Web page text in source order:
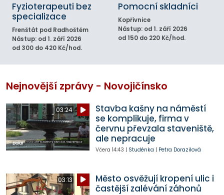
Fyzioterapeuti bez
specializace
Frenštát pod Radhoštěm
Nástup: od 1. září 2026
od 300 do 420 Kč/hod.
Pomocní skladníci
Kopřivnice
Nástup: od 1. září 2026
od 150 do 220 Kč/hod.
Nejnovější zprávy - Novojičínsko
03:24
Stavba kašny na náměstí
se komplikuje, firma v
červnu převzala staveniště,
ale nepracuje
Včera 14:43 | Studénka | Petra Dorazilová
03:13
Město osvěžují kropení ulic i
častější zalévání záhonů